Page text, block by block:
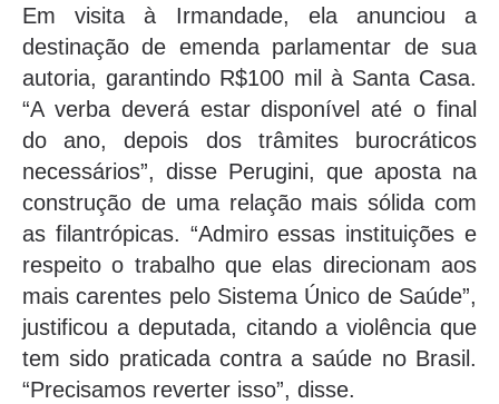
Em visita à Irmandade, ela anunciou a
destinação de emenda parlamentar de sua
autoria, garantindo R$100 mil à Santa Casa.
“A verba deverá estar disponível até o final
do ano, depois dos trâmites burocráticos
necessários”, disse Perugini, que aposta na
construção de uma relação mais sólida com
as filantrópicas. “Admiro essas instituições e
respeito o trabalho que elas direcionam aos
mais carentes pelo Sistema Único de Saúde”,
justificou a deputada, citando a violência que
tem sido praticada contra a saúde no Brasil.
“Precisamos reverter isso”, disse.